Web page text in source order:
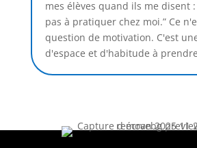
mes élèves quand ils me disent :
pas à pratiquer chez moi.” Ce
question de motivation. C'est
d'espace et d'habitude à